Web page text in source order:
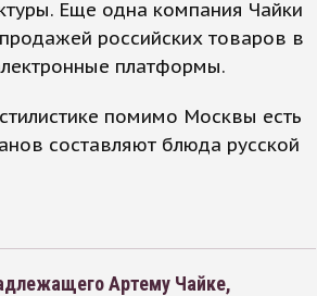
Еще одна компания Чайки
российских товаров в
платформы.
помимо Москвы есть
составляют блюда русской
Артему Чайке,